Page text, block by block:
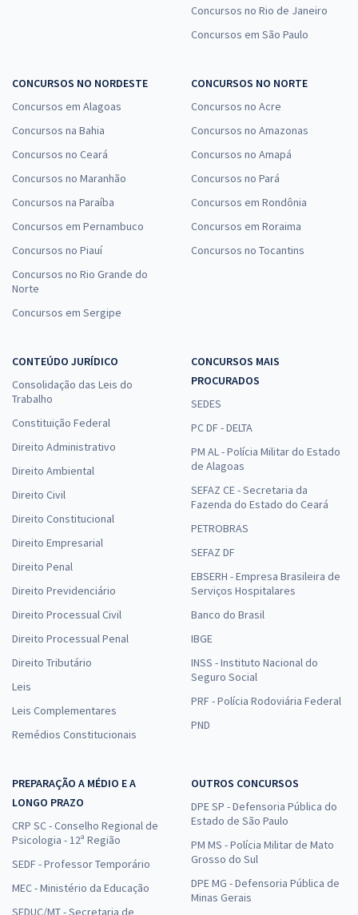
Concursos no Rio de Janeiro
Concursos em São Paulo
CONCURSOS NO NORDESTE
Concursos em Alagoas
Concursos na Bahia
Concursos no Ceará
Concursos no Maranhão
Concursos na Paraíba
Concursos em Pernambuco
Concursos no Piauí
Concursos no Rio Grande do
Norte
Concursos em Sergipe
CONCURSOS NO NORTE
Concursos no Acre
Concursos no Amazonas
Concursos no Amapá
Concursos no Pará
Concursos em Rondônia
Concursos em Roraima
Concursos no Tocantins
CONTEÚDO JURÍDICO
Consolidação das Leis do
Trabalho
Constituição Federal
Direito Administrativo
Direito Ambiental
Direito Civil
Direito Constitucional
Direito Empresarial
Direito Penal
Direito Previdenciário
Direito Processual Civil
Direito Processual Penal
Direito Tributário
Leis
Leis Complementares
Remédios Constitucionais
CONCURSOS MAIS
PROCURADOS
SEDES
PC DF - DELTA
PM AL - Polícia Militar do Estado
de Alagoas
SEFAZ CE - Secretaria da
Fazenda do Estado do Ceará
PETROBRAS
SEFAZ DF
EBSERH - Empresa Brasileira de
Serviços Hospitalares
Banco do Brasil
IBGE
INSS - Instituto Nacional do
Seguro Social
PRF - Polícia Rodoviária Federal
PND
PREPARAÇÃO A MÉDIO E A
LONGO PRAZO
CRP SC - Conselho Regional de
Psicologia - 12ª Região
SEDF - Professor Temporário
MEC - Ministério da Educação
SEDUC/MT - Secretaria de
OUTROS CONCURSOS
DPE SP - Defensoria Pública do
Estado de São Paulo
PM MS - Polícia Militar de Mato
Grosso do Sul
DPE MG - Defensoria Pública de
Minas Gerais